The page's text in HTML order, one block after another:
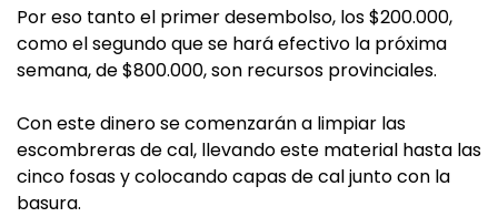
Por eso tanto el primer desembolso, los $200.000,
como el segundo que se hará efectivo la próxima
semana, de $800.000, son recursos provinciales.
Con este dinero se comenzarán a limpiar las
escombreras de cal, llevando este material hasta las
cinco fosas y colocando capas de cal junto con la
basura.